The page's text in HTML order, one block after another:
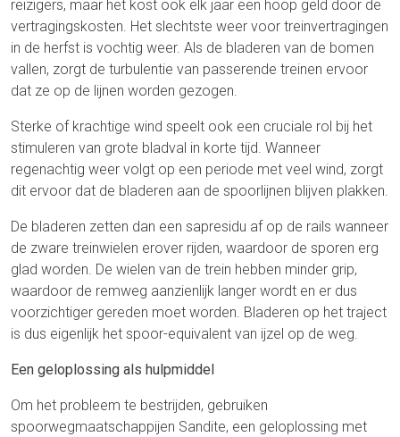
reizigers, maar het kost ook elk jaar een hoop geld door de
vertragingskosten. Het slechtste weer voor treinvertragingen
in de herfst is vochtig weer. Als de bladeren van de bomen
vallen, zorgt de turbulentie van passerende treinen ervoor
dat ze op de lijnen worden gezogen.
Sterke of krachtige wind speelt ook een cruciale rol bij het
stimuleren van grote bladval in korte tijd. Wanneer
regenachtig weer volgt op een periode met veel wind, zorgt
dit ervoor dat de bladeren aan de spoorlijnen blijven plakken.
De bladeren zetten dan een sapresidu af op de rails wanneer
de zware treinwielen erover rijden, waardoor de sporen erg
glad worden. De wielen van de trein hebben minder grip,
waardoor de remweg aanzienlijk langer wordt en er dus
voorzichtiger gereden moet worden. Bladeren op het traject
is dus eigenlijk het spoor-equivalent van ijzel op de weg.
Een geloplossing als hulpmiddel
Om het probleem te bestrijden, gebruiken
spoorwegmaatschappijen Sandite, een geloplossing met